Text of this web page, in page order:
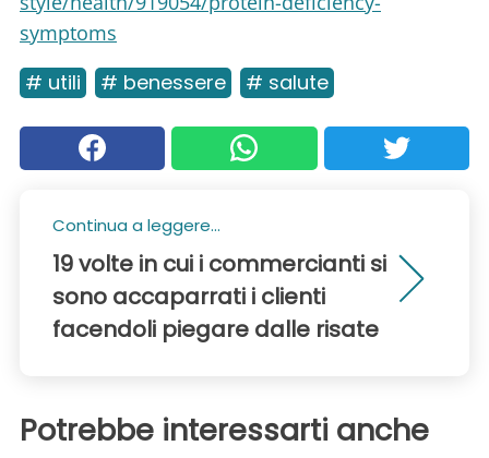
symptoms
# utili # benessere # salute
Continua a leggere...
19 volte in cui i commercianti si
sono accaparrati i clienti
facendoli piegare dalle risate
Potrebbe interessarti anche